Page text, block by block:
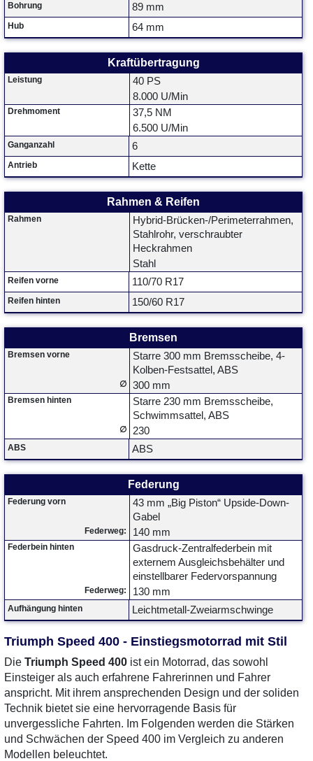
Bohrung 89 mm
Hub 64 mm
Kraftübertragung
Leistung
40 PS
8.000 U/Min
Drehmoment
37,5 NM
6.500 U/Min
Ganganzahl 6
Antrieb Kette
Rahmen & Reifen
Rahmen
Hybrid-Brücken-/Perimeterrahmen,
Stahlrohr, verschraubter
Heckrahmen
Stahl
Reifen vorne 110/70 R17
Reifen hinten 150/60 R17
Bremsen
Bremsen vorne
Starre 300 mm Bremsscheibe, 4-
Kolben-Festsattel, ABS
∅ 300 mm
Bremsen hinten
Starre 230 mm Bremsscheibe,
Schwimmsattel, ABS
∅ 230
ABS ABS
Federung
Federung vorn
43 mm „Big Piston“ Upside-Down-
Gabel
Federweg: 140 mm
Federbein hinten
Gasdruck-Zentralfederbein mit
externem Ausgleichsbehälter und
einstellbarer Federvorspannung
Federweg: 130 mm
Aufhängung hinten Leichtmetall-Zweiarmschwinge
Triumph Speed 400 - Einstiegsmotorrad mit Stil
Die Triumph Speed 400 ist ein Motorrad, das sowohl
Einsteiger als auch erfahrene Fahrerinnen und Fahrer
anspricht. Mit ihrem ansprechenden Design und der soliden
Technik bietet sie eine hervorragende Basis für
unvergessliche Fahrten. Im Folgenden werden die Stärken
und Schwächen der Speed 400 im Vergleich zu anderen
Modellen beleuchtet.